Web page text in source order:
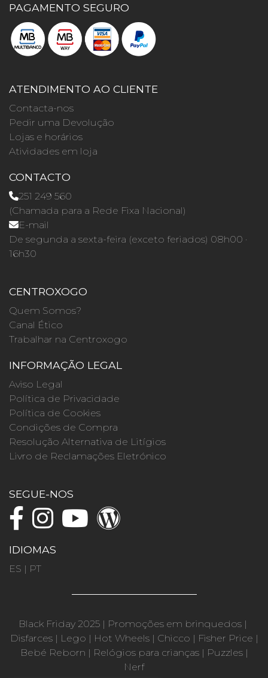
PAGAMENTO SEGURO
ATENDIMENTO AO CLIENTE
Contacta-nos
Pedir uma Devolução
Lojas e horários
Atividades em loja
CONTACTO
251 249 560
(Chamada para a Rede Fixa Nacional)
E-mail
De segunda a sexta-feira (exceto feriados) 08h00 ·
16h30
CENTROXOGO
Quem Somos?
Canal Ético
Trabalhar na Centroxogo
INFORMAÇÃO LEGAL
Aviso Legal
Política de Privacidade
Política de Cookies
Condições de Compra
Resolução Alternativa de Litígios
Livro de Reclamações Eletrónico
SEGUE-NOS
IDIOMAS
ES | PT
Black Friday 2025 | Promoções em brinquedos |
Disfarces| Lego | Hot Wheels| Chicco | Fisher Price |
Bebé Reborn | Relógios para crianças| Puzzles|
Nerf